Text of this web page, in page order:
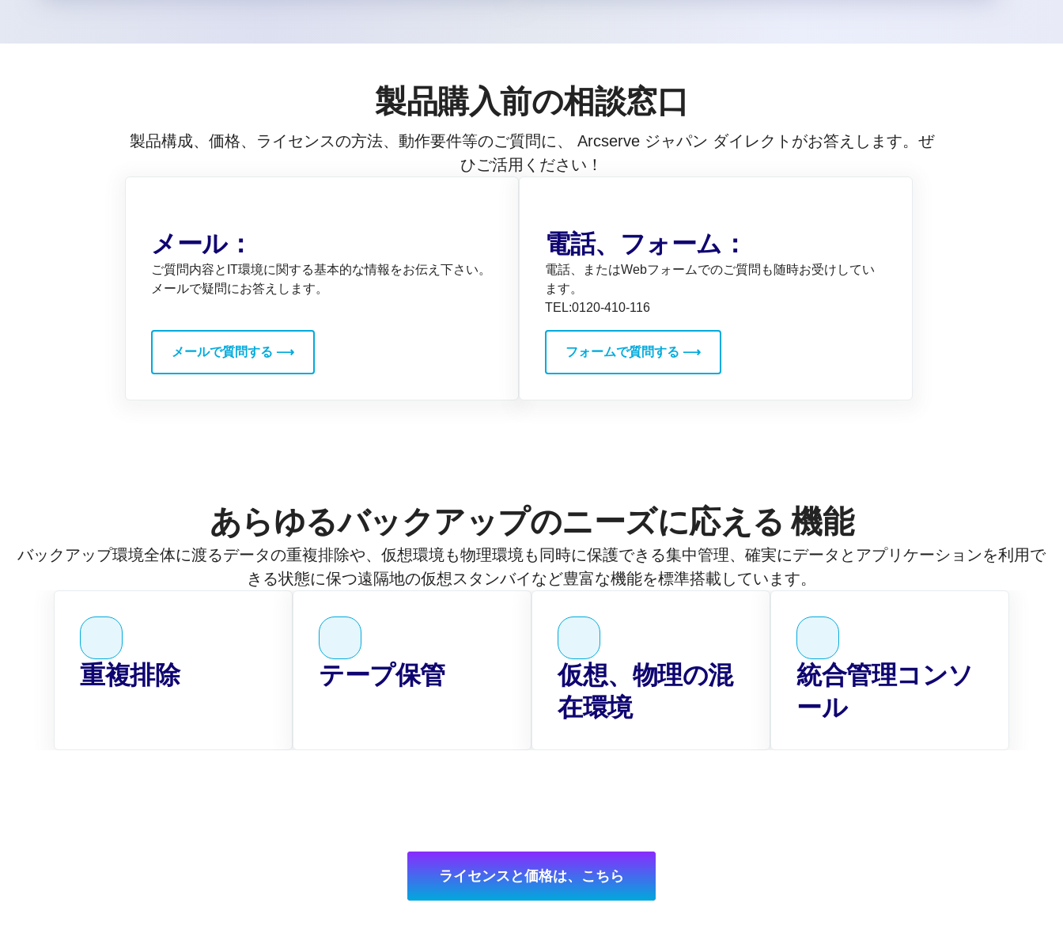
製品購入前の相談窓口
製品構成、価格、ライセンスの方法、動作要件等のご質問に、 Arcserve ジャパン ダイレクトがお答えします。ぜ
ひご活用ください！
メール：
ご質問内容とIT環境に関する基本的な情報をお伝え下さい。
メールで疑問にお答えします。
メールで質問する ⟶
電話、フォーム：
電話、またはWebフォームでのご質問も随時お受けしてい
ます。
TEL:0120-410-116
フォームで質問する ⟶
あらゆるバックアップのニーズに応える 機能
バックアップ環境全体に渡るデータの重複排除や、仮想環境も物理環境も同時に保護できる集中管理、確実にデータとアプリケーションを利用で
きる状態に保つ遠隔地の仮想スタンバイなど豊富な機能を標準搭載しています。
重複排除 テープ保管
仮想、物理の混
在環境
統合管理コンソ
ール
ライセンスと価格は、こちら